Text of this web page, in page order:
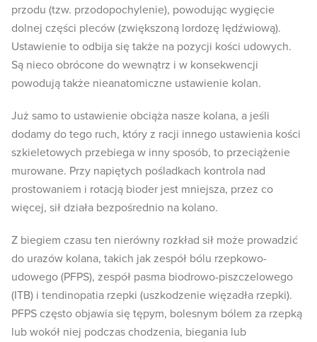
przodu (tzw. przodopochylenie), powodując wygięcie
dolnej części pleców (zwiększoną lordozę lędźwiową).
Ustawienie to odbija się także na pozycji kości udowych.
Są nieco obrócone do wewnątrz i w konsekwencji
powodują także nieanatomiczne ustawienie kolan.
Już samo to ustawienie obciąża nasze kolana, a jeśli
dodamy do tego ruch, który z racji innego ustawienia kości
szkieletowych przebiega w inny sposób, to przeciążenie
murowane. Przy napiętych pośladkach kontrola nad
prostowaniem i rotacją bioder jest mniejsza, przez co
więcej, sił działa bezpośrednio na kolano.
Z biegiem czasu ten nierówny rozkład sił może prowadzić
do urazów kolana, takich jak zespół bólu rzepkowo-
udowego (PFPS), zespół pasma biodrowo-piszczelowego
(ITB) i tendinopatia rzepki (uszkodzenie więzadła rzepki).
PFPS często objawia się tępym, bolesnym bólem za rzepką
lub wokół niej podczas chodzenia, biegania lub